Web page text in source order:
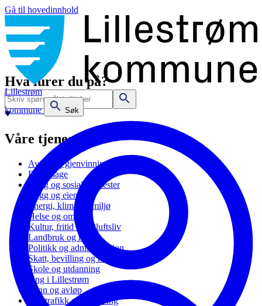
Gå til hovedinnhold
Lillestrøm
kommune
Søk
Hva lurer du på?
Våre tjenester
Avfall og gjenvinning
Barnehage
Bolig og sosiale tjenester
Bygg og eiendom
Energi, klima og miljø
Helse og omsorg
Kultur, fritid og friluftsliv
Landbruk og natur
Politikk og administrasjon
Skatt, bevilling og næring
Skole og utdanning
Ung i Lillestrøm
Vann og avløp
Vei, trafikk og parkering